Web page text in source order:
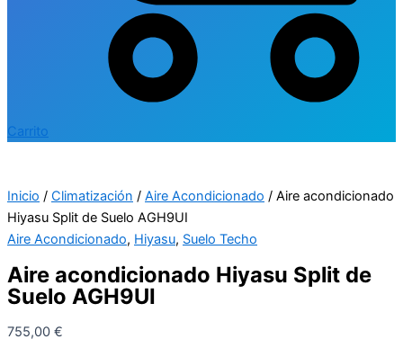
Carrito
Inicio / Climatización / Aire Acondicionado / Aire acondicionado
Hiyasu Split de Suelo AGH9UI
Aire Acondicionado, Hiyasu, Suelo Techo
Aire acondicionado Hiyasu Split de
Suelo AGH9UI
755,00 €